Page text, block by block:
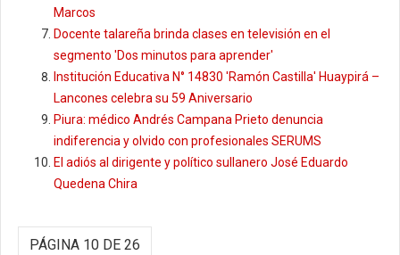
Marcos
Docente talareña brinda clases en televisión en el
segmento 'Dos minutos para aprender'
Institución Educativa N° 14830 'Ramón Castilla' Huaypirá –
Lancones celebra su 59 Aniversario
Piura: médico Andrés Campana Prieto denuncia
indiferencia y olvido con profesionales SERUMS
El adiós al dirigente y político sullanero José Eduardo
Quedena Chira
PÁGINA 10 DE 26